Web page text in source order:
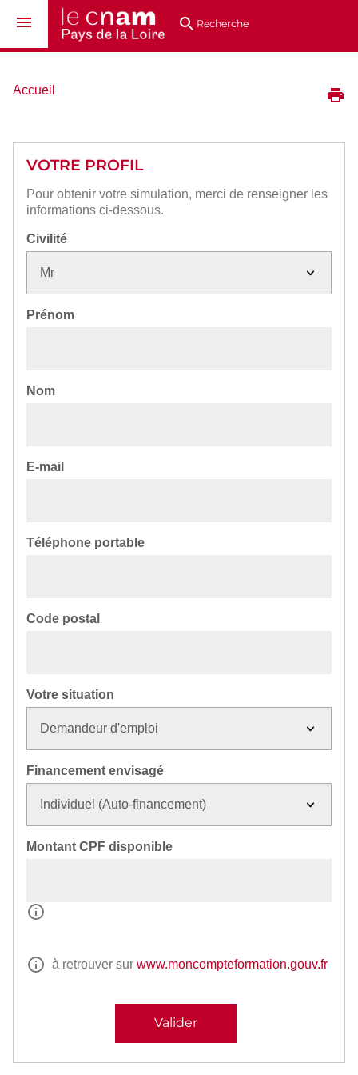
au
directsRecherche
Vous
Accueil
VOTRE PROFIL
Pour obtenir votre simulation, merci de renseigner les
informations ci-dessous.
Civilité
Prénom
Nom
E-mail
Téléphone portable
Code postal
Votre situation
Financement envisagé
Montant CPF disponible
à retrouver sur www.moncompteformation.gouv.fr